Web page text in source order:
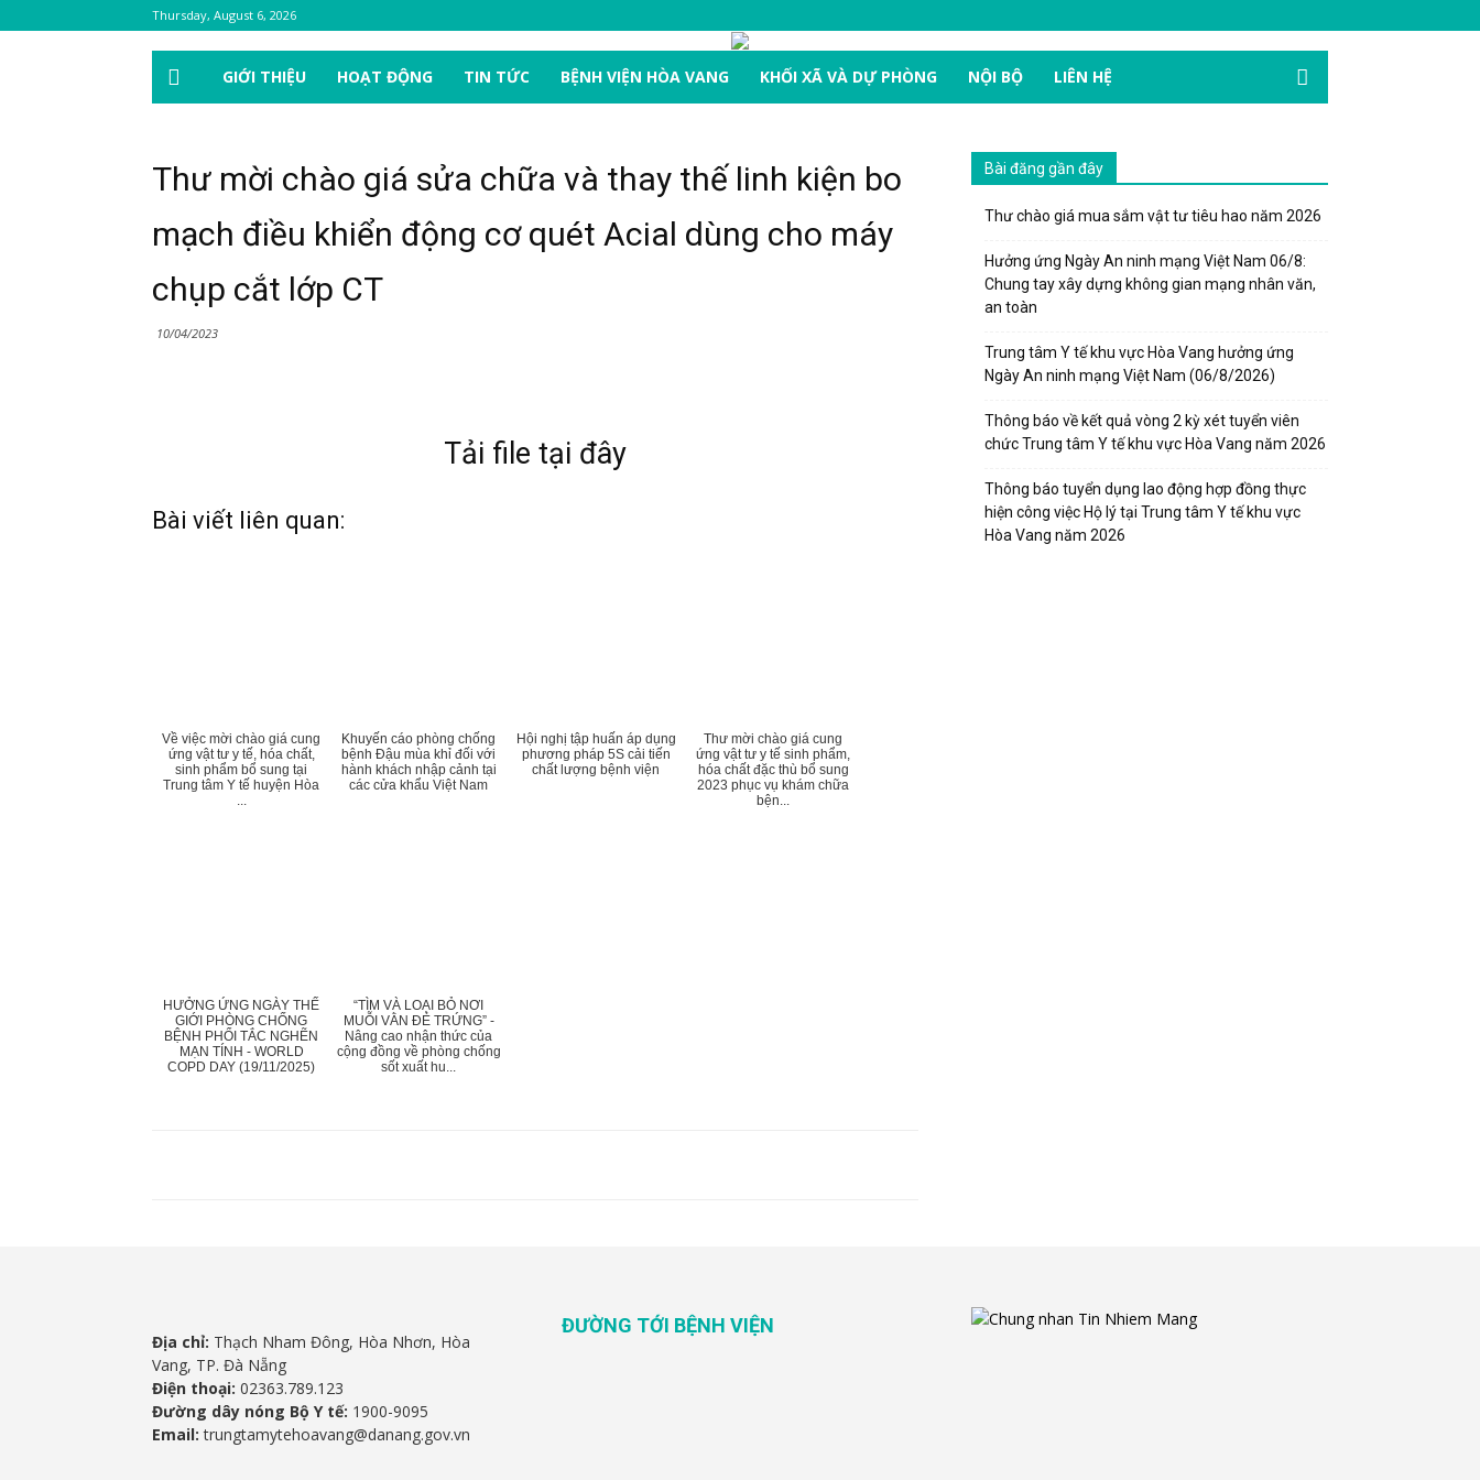
Thursday, August 6, 2026
GIỚI THIỆU HOẠT ĐỘNG TIN TỨC BỆNH VIỆN HÒA VANG KHỐI XÃ VÀ DỰ PHÒNG NỘI BỘ LIÊN HỆ
Thư mời chào giá sửa chữa và thay thế linh kiện bo
mạch điều khiển động cơ quét Acial dùng cho máy
chụp cắt lớp CT
10/04/2023
Tải file tại đây
Bài viết liên quan:
Về việc mời chào giá cung
ứng vật tư y tế, hóa chất,
sinh phẩm bổ sung tại
Trung tâm Y tế huyện Hòa
...
Khuyến cáo phòng chống
bệnh Đậu mùa khỉ đối với
hành khách nhập cảnh tại
các cửa khẩu Việt Nam
Hội nghị tập huấn áp dụng
phương pháp 5S cải tiến
chất lượng bệnh viện
Thư mời chào giá cung
ứng vật tư y tế sinh phẩm,
hóa chất đặc thù bổ sung
2023 phục vụ khám chữa
bện...
HƯỞNG ỨNG NGÀY THẾ
GIỚI PHÒNG CHỐNG
BỆNH PHỔI TẮC NGHẼN
MẠN TÍNH - WORLD
COPD DAY (19/11/2025)
“TÌM VÀ LOẠI BỎ NƠI
MUỖI VẰN ĐẺ TRỨNG” -
Nâng cao nhận thức của
cộng đồng về phòng chống
sốt xuất hu...
Bài đăng gần đây
Thư chào giá mua sắm vật tư tiêu hao năm 2026
Hưởng ứng Ngày An ninh mạng Việt Nam 06/8:
Chung tay xây dựng không gian mạng nhân văn,
an toàn
Trung tâm Y tế khu vực Hòa Vang hưởng ứng
Ngày An ninh mạng Việt Nam (06/8/2026)
Thông báo về kết quả vòng 2 kỳ xét tuyển viên
chức Trung tâm Y tế khu vực Hòa Vang năm 2026
Thông báo tuyển dụng lao động hợp đồng thực
hiện công việc Hộ lý tại Trung tâm Y tế khu vực
Hòa Vang năm 2026
Địa chỉ: Thạch Nham Đông, Hòa Nhơn, Hòa
Vang, TP. Đà Nẵng
Điện thoại: 02363.789.123
Đường dây nóng Bộ Y tế: 1900-9095
Email: trungtamytehoavang@danang.gov.vn
ĐƯỜNG TỚI BỆNH VIỆN